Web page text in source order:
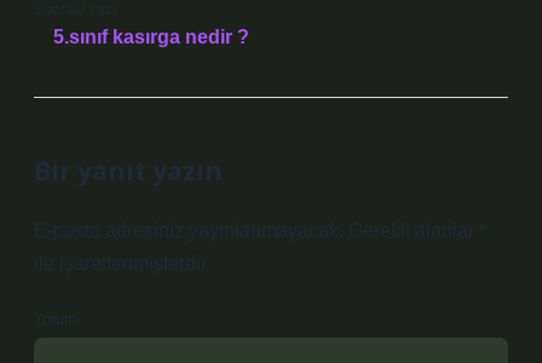
Sonraki Yazı
5.sınıf kasırga nedir ?
Bir yanıt yazın
E-posta adresiniz yayınlanmayacak. Gerekli alanlar *
ile işaretlenmişlerdir
Yorum